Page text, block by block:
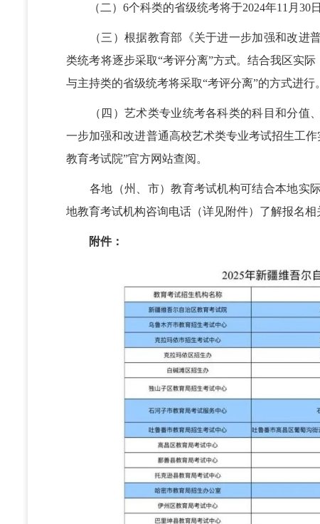
（二）6个科类的省级统考将于2024年11月30
（三）根据教育部《关于进一步加强和改进普
类统考将逐步采取“考评分离”方式。结合我区实
与主持类的省级统考将采取“考评分离”的方式进行。
（四）艺术类专业统考各科类的科目和分值、
一步加强和改进普通高校艺术类专业考试招生工
教育考试院”官方网站查阅。
各地（州、市）教育考试机构可结合本地实际
地教育考试机构咨询电话（详见附件）了解报名相
附件：